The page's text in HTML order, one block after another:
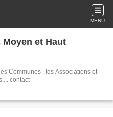
MENU
et Haut
... contact